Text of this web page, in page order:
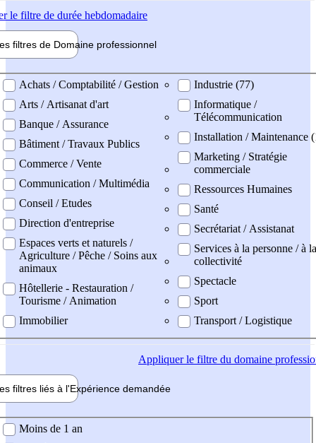
le filtre de durée hebdomadaire
filtres de Domaine professionnel
professionel
Achats / Comptabilité / Gestion
Arts / Artisanat d'art
Banque / Assurance
Bâtiment / Travaux Publics
Commerce / Vente
Communication / Multimédia
Conseil / Etudes
Direction d'entreprise
Espaces verts et naturels /
Agriculture / Pêche / Soins aux
animaux
Hôtellerie - Restauration /
Tourisme / Animation
Immobilier
Industrie (77)
Informatique /
Télécommunication
Installation / Maintenance
Marketing / Stratégie
commerciale
Ressources Humaines
Santé
Secrétariat / Assistanat
Services à la personne / à la
collectivité
Spectacle
Sport
Transport / Logistique
Appliquerle filtre du domaine
filtres liés à l'Expérience demandée
demandée
Moins de 1 an